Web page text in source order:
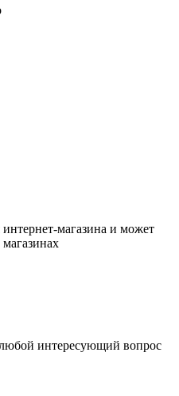
магазина и может
интересующий вопрос